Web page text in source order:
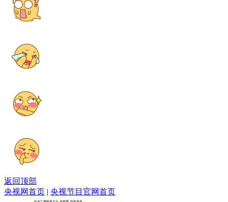
返回顶部
央视网首页 | 央视节目官网首页